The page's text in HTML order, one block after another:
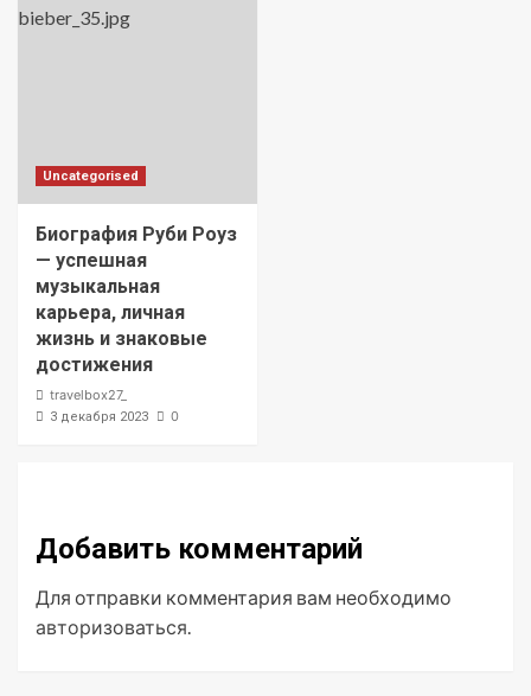
Uncategorised
Биография Руби Роуз
— успешная
музыкальная
карьера, личная
жизнь и знаковые
достижения
travelbox27_
3 декабря 2023 0
Добавить комментарий
Для отправки комментария вам необходимо
авторизоваться.